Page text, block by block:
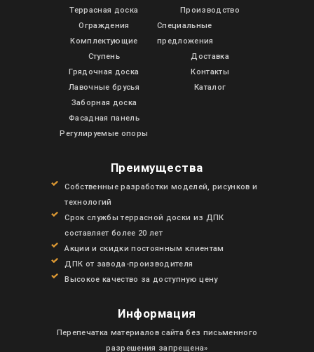
Террасная доска
Ограждения
Комплектующие
Ступень
Грядочная доска
Лавочные брусья
Заборная доска
Фасадная панель
Регулируемые опоры
Производство
Специальные
предложения
Доставка
Контакты
Каталог
Преимущества
Собственные разработки моделей, рисунков и
технологий
Срок службы террасной доски из ДПК
составляет более 20 лет
Акции и скидки постоянным клиентам
ДПК от завода-производителя
Высокое качество за доступную цену
Информация
Перепечатка материалов сайта без письменного
разрешения запрещена»